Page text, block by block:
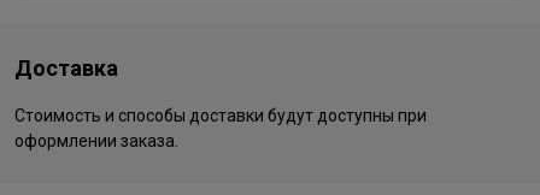
Доставка
Стоимость и способы доставки будут доступны при
оформлении заказа.